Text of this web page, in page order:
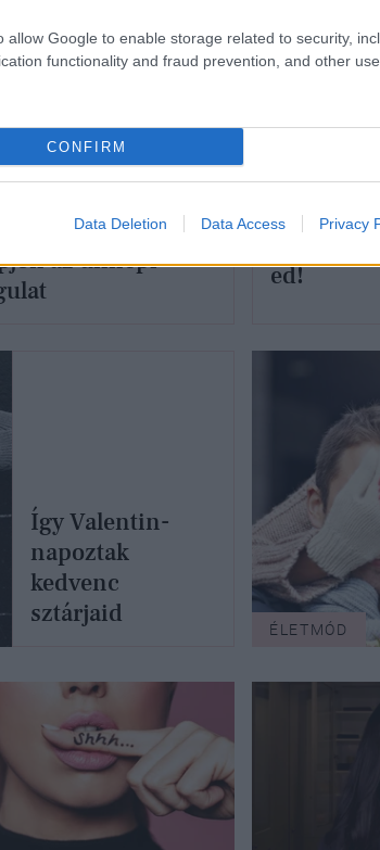
allow Google to enable storage related to security,
functionality and fraud prevention, and other
CONFIRM
Data Deletion Data Access Privacy
hogy egyből
az ünnepi
7 tipp,
ed!
Így Valentin-
napoztak
kedvenc
sztárjaid
ÉLETMÓD